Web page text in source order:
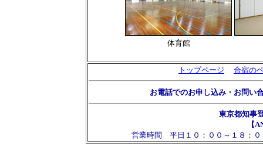
体育館
トップページ 合宿の
お電話でのお申し込み・お問い
東京都知事
【
営業時間 平日１０：００～１８：